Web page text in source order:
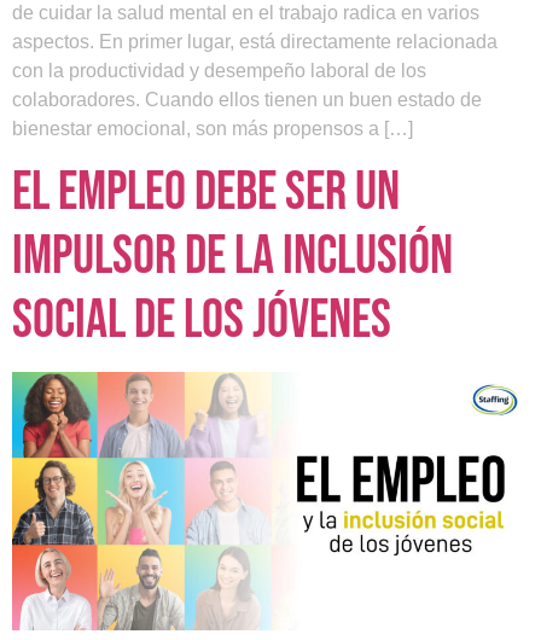
de cuidar la salud mental en el trabajo radica en varios
aspectos. En primer lugar, está directamente relacionada
con la productividad y desempeño laboral de los
colaboradores. Cuando ellos tienen un buen estado de
bienestar emocional, son más propensos a […]
El empleo debe ser un
impulsor de la inclusión
social de los jóvenes